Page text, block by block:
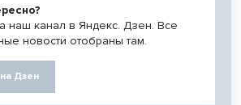
наш канал в Яндекс. Дзен. Все
новости отобраны там.
Дзен